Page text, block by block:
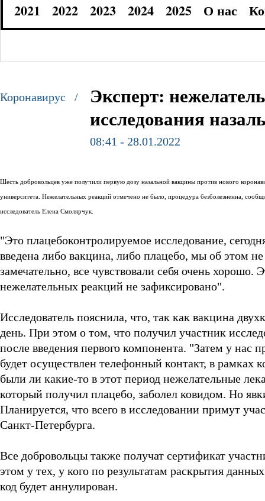
2021
2022 2023 2024 2025 О нас
Коронавирус /
Эксперт:
исследования
08:41 - 28.01.2022
Шесть добровольцев уже получили первую дозу назальной вакцины против нового
университета. Нежелательных реакций отмечено не было, процедура безболезненна,
исследователь Елена Смолярчук.
"Это плацебоконтролируемое исследование,
введена либо вакцина, либо плацебо, мы об этом
замечательно, все чувствовали себя очень
нежелательных реакций не зафиксировано".
Исследователь пояснила, что, так как вакцина
день. При этом о том, что получил участник
после введения первого компонента. "Затем у нас
будет осуществлен телефонный контакт, в рамках
были ли какие-то в этот период нежелательные
который получил плацебо, заболел ковидом. Но
Планируется, что всего в исследовании примут
Санкт-Петербурга.
Все добровольцы также получат сертификат
этом у тех, у кого по результатам раскрытия
код будет аннулирован.